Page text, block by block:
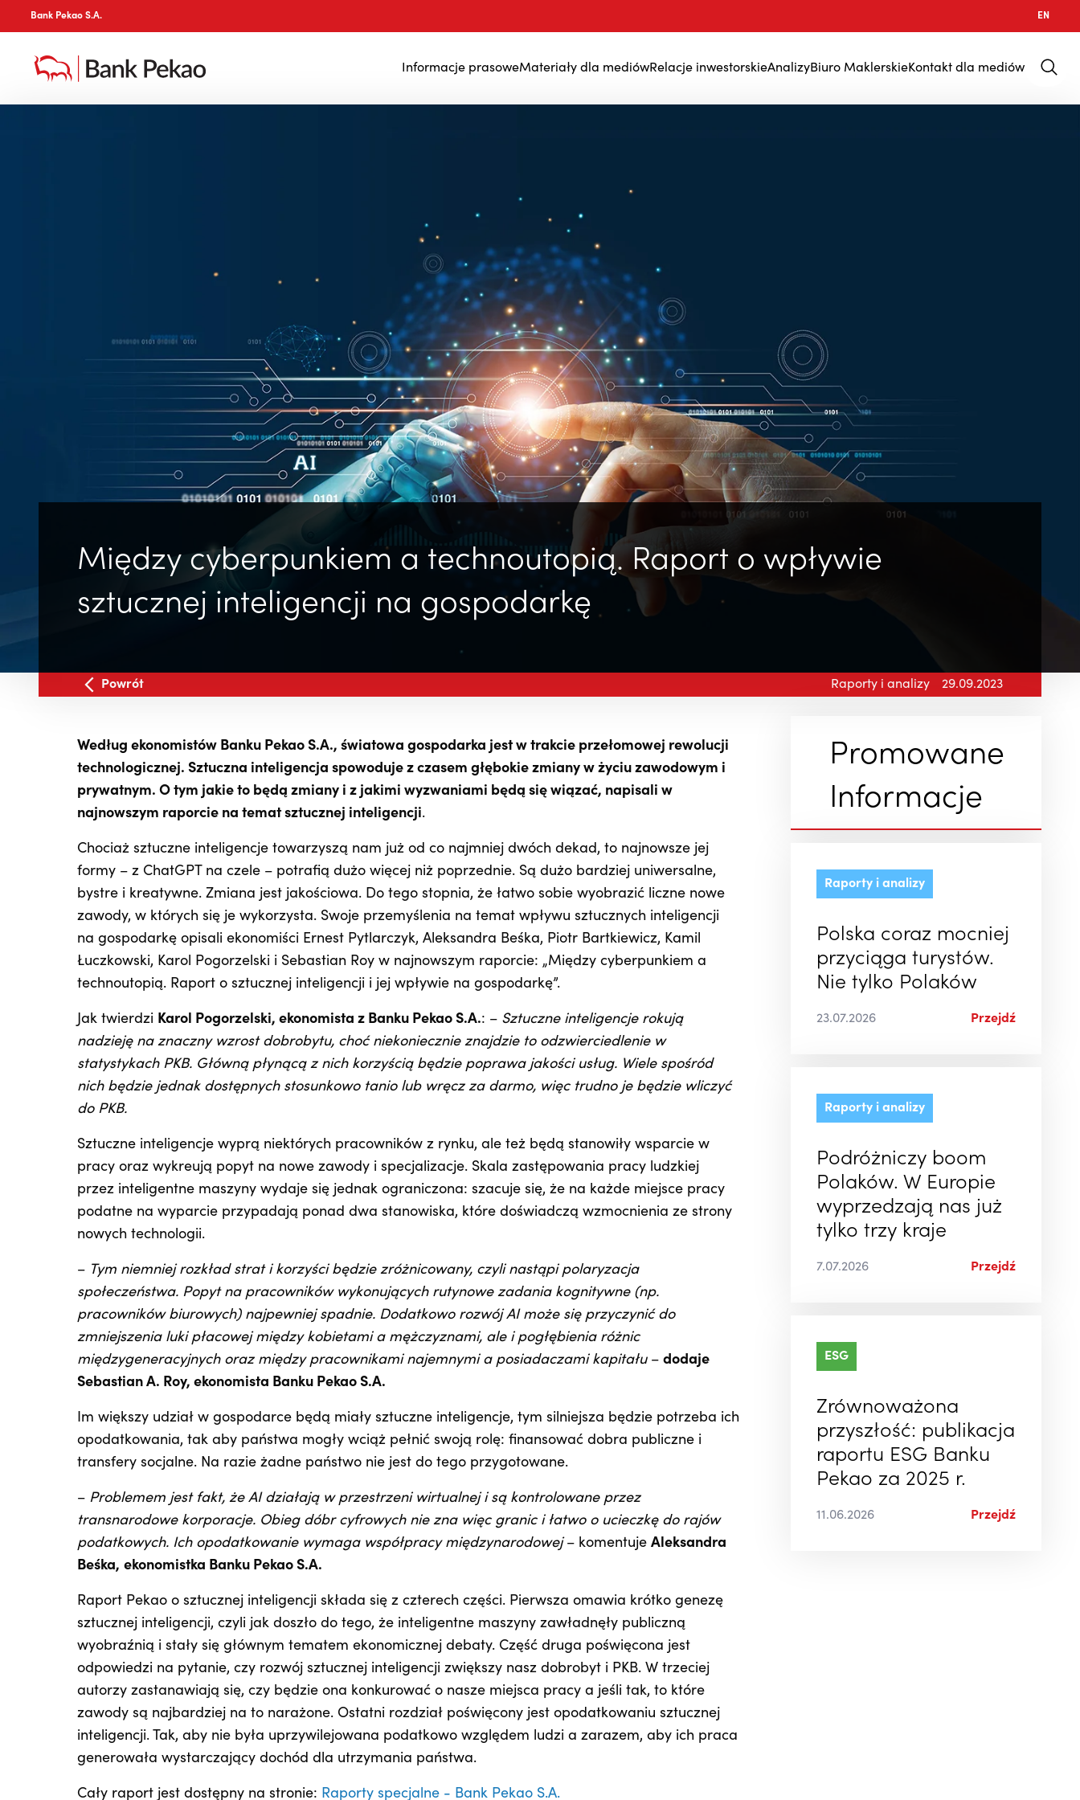
Bank Pekao S.A. EN
Informacje prasoweMateriały dla mediówRelacje inwestorskieAnalizyBiuro MaklerskieKontakt dla mediów
Między cyberpunkiem a technoutopią. Raport o wpływie
sztucznej inteligencji na gospodarkę
Powrót Raporty i analizy 29.09.2023
Według ekonomistów Banku Pekao S.A., światowa gospodarka jest w trakcie przełomowej rewolucji
technologicznej. Sztuczna inteligencja spowoduje z czasem głębokie zmiany w życiu zawodowym i
prywatnym. O tym jakie to będą zmiany i z jakimi wyzwaniami będą się wiązać, napisali w
najnowszym raporcie na temat sztucznej inteligencji.
Chociaż sztuczne inteligencje towarzyszą nam już od co najmniej dwóch dekad, to najnowsze jej
formy – z ChatGPT na czele – potrafią dużo więcej niż poprzednie. Są dużo bardziej uniwersalne,
bystre i kreatywne. Zmiana jest jakościowa. Do tego stopnia, że łatwo sobie wyobrazić liczne nowe
zawody, w których się je wykorzysta. Swoje przemyślenia na temat wpływu sztucznych inteligencji
na gospodarkę opisali ekonomiści Ernest Pytlarczyk, Aleksandra Beśka, Piotr Bartkiewicz, Kamil
Łuczkowski, Karol Pogorzelski i Sebastian Roy w najnowszym raporcie: „Między cyberpunkiem a
technoutopią. Raport o sztucznej inteligencji i jej wpływie na gospodarkę”.
Jak twierdzi Karol Pogorzelski, ekonomista z Banku Pekao S.A.: – Sztuczne inteligencje rokują
nadzieję na znaczny wzrost dobrobytu, choć niekoniecznie znajdzie to odzwierciedlenie w
statystykach PKB. Główną płynącą z nich korzyścią będzie poprawa jakości usług. Wiele spośród
nich będzie jednak dostępnych stosunkowo tanio lub wręcz za darmo, więc trudno je będzie wliczyć
do PKB.
Sztuczne inteligencje wyprą niektórych pracowników z rynku, ale też będą stanowiły wsparcie w
pracy oraz wykreują popyt na nowe zawody i specjalizacje. Skala zastępowania pracy ludzkiej
przez inteligentne maszyny wydaje się jednak ograniczona: szacuje się, że na każde miejsce pracy
podatne na wyparcie przypadają ponad dwa stanowiska, które doświadczą wzmocnienia ze strony
nowych technologii.
– Tym niemniej rozkład strat i korzyści będzie zróżnicowany, czyli nastąpi polaryzacja
społeczeństwa. Popyt na pracowników wykonujących rutynowe zadania kognitywne (np.
pracowników biurowych) najpewniej spadnie. Dodatkowo rozwój AI może się przyczynić do
zmniejszenia luki płacowej między kobietami a mężczyznami, ale i pogłębienia różnic
międzygeneracyjnych oraz między pracownikami najemnymi a posiadaczami kapitału– dodaje
Sebastian A. Roy, ekonomista Banku Pekao S.A.
Im większy udział w gospodarce będą miały sztuczne inteligencje, tym silniejsza będzie potrzeba ich
opodatkowania, tak aby państwa mogły wciąż pełnić swoją rolę: finansować dobra publiczne i
transfery socjalne. Na razie żadne państwo nie jest do tego przygotowane.
– Problemem jest fakt, że AI działają w przestrzeni wirtualnej i są kontrolowane przez
transnarodowe korporacje. Obieg dóbr cyfrowych nie zna więc granic i łatwo o ucieczkę do rajów
podatkowych. Ich opodatkowanie wymaga współpracy międzynarodowej – komentuje Aleksandra
Beśka, ekonomistka Banku Pekao S.A.
Raport Pekao o sztucznej inteligencji składa się z czterech części. Pierwsza omawia krótko genezę
sztucznej inteligencji, czyli jak doszło do tego, że inteligentne maszyny zawładnęły publiczną
wyobraźnią i stały się głównym tematem ekonomicznej debaty. Część druga poświęcona jest
odpowiedzi na pytanie, czy rozwój sztucznej inteligencji zwiększy nasz dobrobyt i PKB. W trzeciej
autorzy zastanawiają się, czy będzie ona konkurować o nasze miejsca pracy a jeśli tak, to które
zawody są najbardziej na to narażone. Ostatni rozdział poświęcony jest opodatkowaniu sztucznej
inteligencji. Tak, aby nie była uprzywilejowana podatkowo względem ludzi a zarazem, aby ich praca
generowała wystarczający dochód dla utrzymania państwa.
Cały raport jest dostępny na stronie: Raporty specjalne - Bank Pekao S.A.
Promowane
Informacje
Raporty i analizy
Polska coraz mocniej
przyciąga turystów.
Nie tylko Polaków
23.07.2026 Przejdź
Raporty i analizy
Podróżniczy boom
Polaków. W Europie
wyprzedzają nas już
tylko trzy kraje
7.07.2026 Przejdź
ESG
Zrównoważona
przyszłość: publikacja
raportu ESG Banku
Pekao za 2025 r.
11.06.2026 Przejdź